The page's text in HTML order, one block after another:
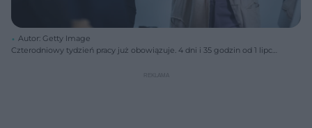
Autor: Getty Image
Czterodniowy tydzień pracy już obowiązuje. 4 dni i 35 godzin od 1 lipca